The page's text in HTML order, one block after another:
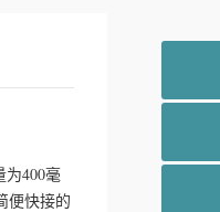
400毫
便快接的